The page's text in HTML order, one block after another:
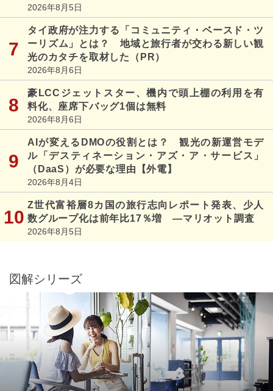
2026年8月5日
タイ政府が注力する「コミュニティ・ベースド・ツ
ーリズム」とは？ 地域と旅行者が交わる新しい観
光のカタチを取材した（PR）
2026年8月6日
豪LCCジェットスター、機内で頭上棚の利用を有
料化、座席下バッグ1個は無料
2026年8月6日
AIが変えるDMOの役割とは？ 観光の新運営モデ
ル「デスティネーション・アズ・ア・サービス」
（DaaS）が必要な理由【外電】
2026年8月4日
Z世代富裕層8カ国の旅行志向レポート発表、少人
数グループ化は前年比17％増 ―マリオット調査
2026年8月5日
図解シリーズ